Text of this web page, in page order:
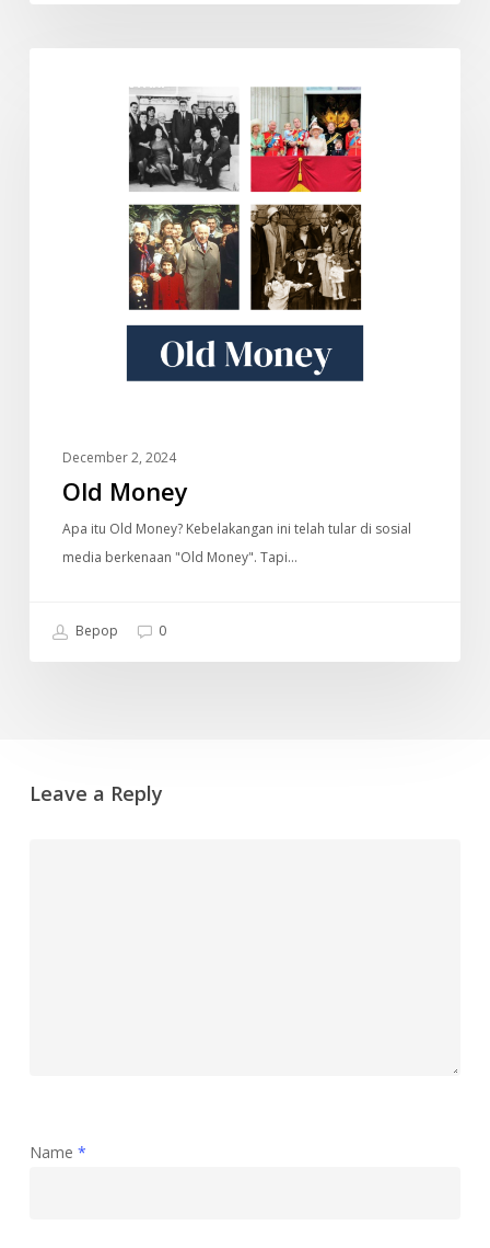
DOKUMENTARI
December 2, 2024
Old Money
Apa itu Old Money? Kebelakangan ini telah tular di sosial
media berkenaan "Old Money". Tapi…
Bepop 0
Leave a Reply
Name *